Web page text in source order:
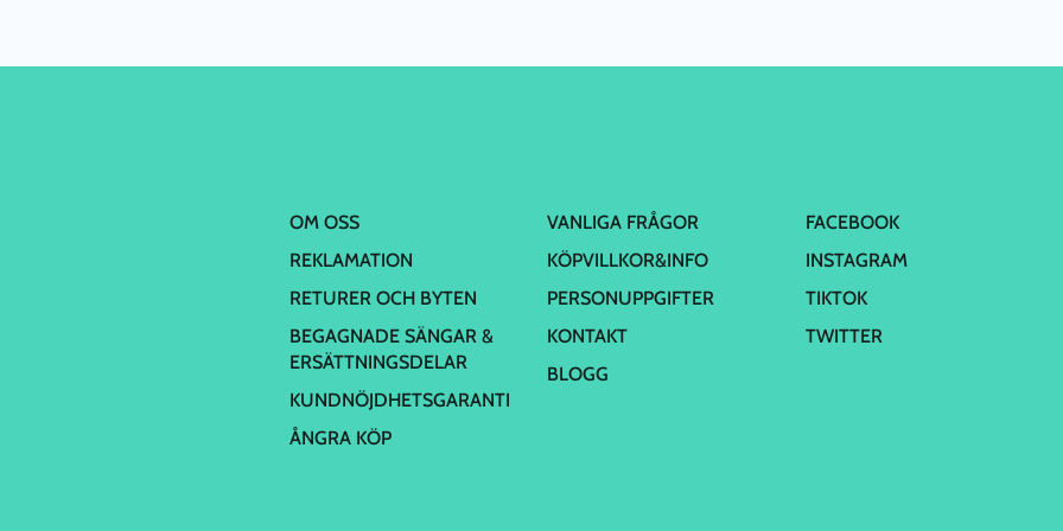
OM OSS
REKLAMATION
RETURER OCH BYTEN
BEGAGNADE SÄNGAR &
ERSÄTTNINGSDELAR
KUNDNÖJDHETSGARANTI
ÅNGRA KÖP
VANLIGA FRÅGOR
KÖPVILLKOR&INFO
PERSONUPPGIFTER
KONTAKT
BLOGG
FACEBOOK
INSTAGRAM
TIKTOK
TWITTER